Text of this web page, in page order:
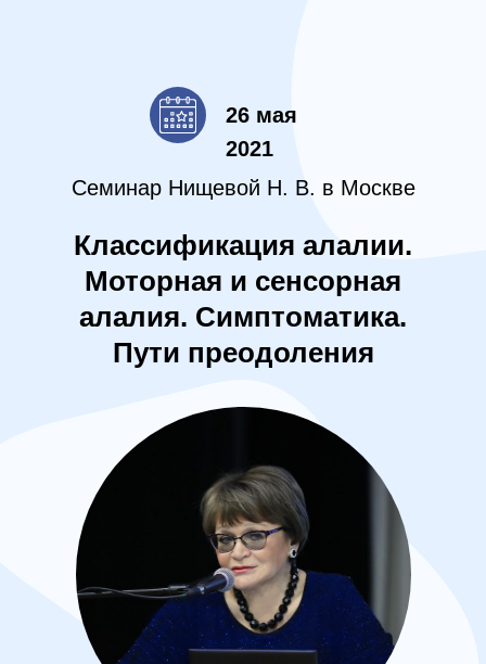
Классификация алалии.
Моторная и сенсорная
алалия. Симптоматика.
Пути преодоления
Семинар Нищевой Н. В. в Москве
26 мая
2021